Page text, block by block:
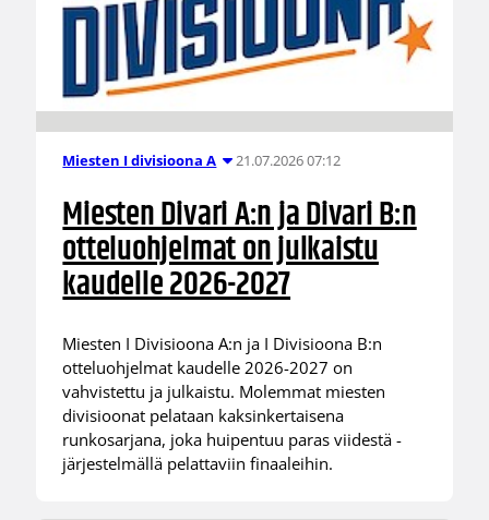
Miesten I divisioona A 21.07.2026 07:12
Miesten Divari A:n ja Divari B:n
otteluohjelmat on julkaistu
kaudelle 2026-2027
Miesten I Divisioona A:n ja I Divisioona B:n
otteluohjelmat kaudelle 2026-2027 on
vahvistettu ja julkaistu. Molemmat miesten
divisioonat pelataan kaksinkertaisena
runkosarjana, joka huipentuu paras viidestä -
järjestelmällä pelattaviin finaaleihin.